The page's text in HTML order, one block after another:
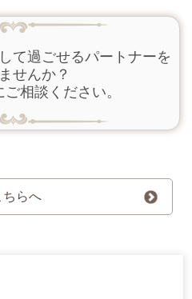
て過ごせるパートナーを
せんか？
相談ください。
ちらへ